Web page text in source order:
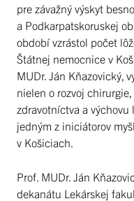
pre závažný výskyt
a Podkarpatskoruskej
období vzrástol počet
Štátnej nemocnice v
MUDr. Ján Kňazovický,
nielen o rozvoj
zdravotníctva a výchovu
jedným z iniciátorov
v Košiciach.
Prof. MUDr. Ján
dekanátu Lekárskej